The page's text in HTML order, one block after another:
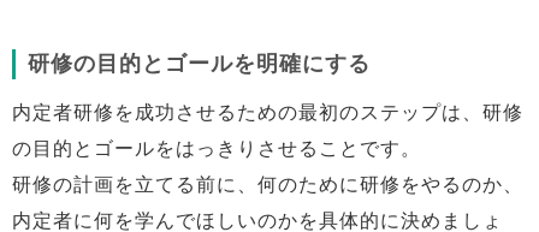
研修の目的とゴールを明確にする
内定者研修を成功させるための最初のステップは、研修
の目的とゴールをはっきりさせることです。
研修の計画を立てる前に、何のために研修をやるのか、
内定者に何を学んでほしいのかを具体的に決めましょ